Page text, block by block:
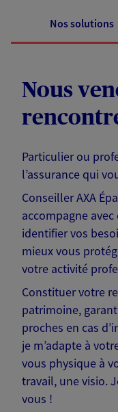
Nos solutions
Nous
Particulier ou
l’assurance qui
Conseiller AXA
accompagne
identifier vos
mieux vous
votre activité
Constituer votre
patrimoine,
proches en cas
je m’adapte à
vous physique à
travail, une visio.
vous !